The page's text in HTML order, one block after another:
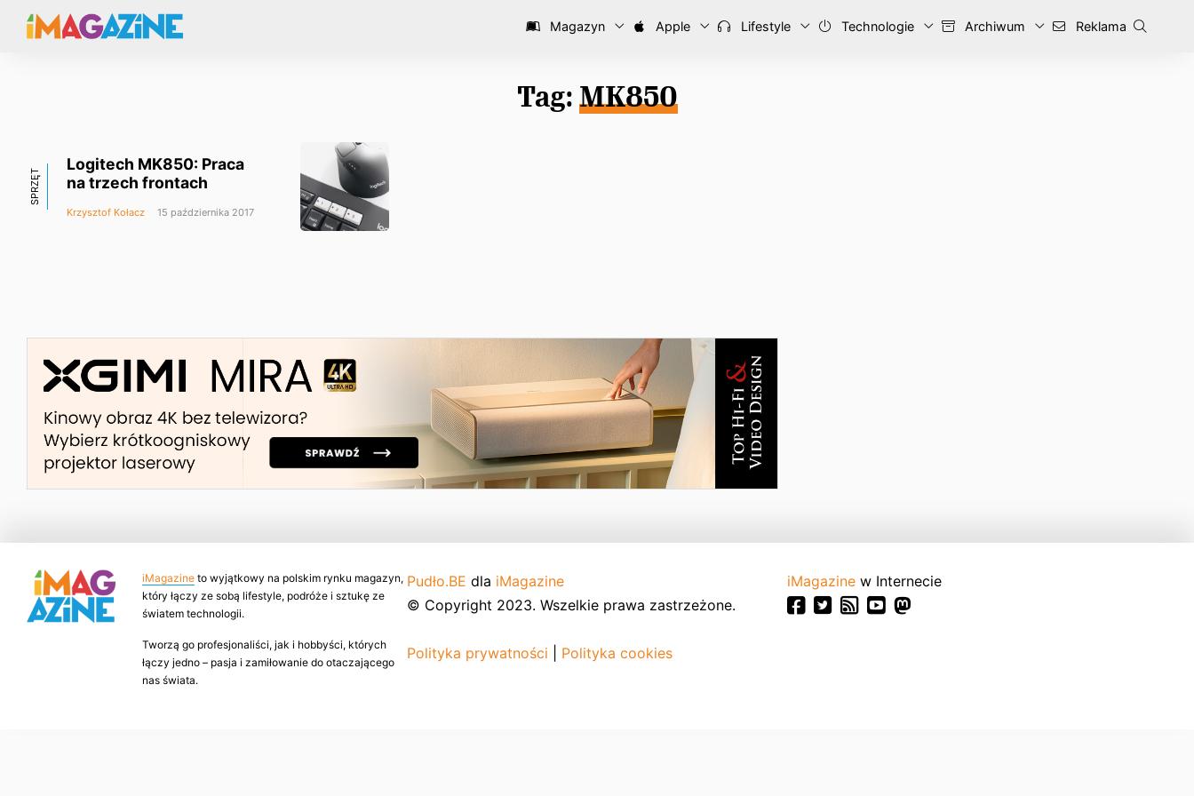
Magazyn Apple Lifestyle Technologie Archiwum Reklama
Tag: MK850
SPRZĘT
Logitech MK850: Praca
na trzech frontach
Krzysztof Kołacz 15 października 2017
iMagazine to wyjątkowy na polskim rynku magazyn,
który łączy ze sobą lifestyle, podróże i sztukę ze
światem technologii.
Tworzą go profesjonaliści, jak i hobbyści, których
łączy jedno – pasja i zamiłowanie do otaczającego
nas świata.
Pudło.BE dla iMagazine
© Copyright 2023. Wszelkie prawa zastrzeżone.
Polityka prywatności Polityka cookies
iMagazine w Internecie